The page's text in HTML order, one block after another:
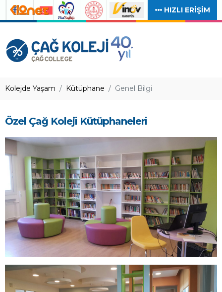
HIZLI ERİŞİM
Kolejde Yaşam Kütüphane Genel Bilgi
Özel Çağ Koleji Kütüphaneleri